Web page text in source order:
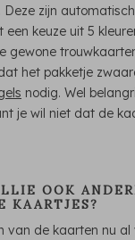
zijn
een keuze uit 5
gewone
het pakketje
nodig. Wel
je wil niet dat de
OOK
KAARTJES?
van de kaarten nu al